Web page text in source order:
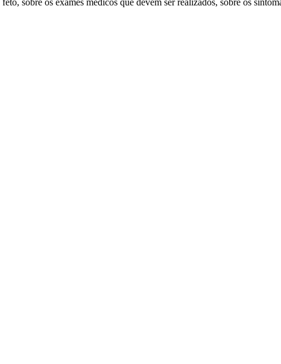
sobre os exames médicos que devem ser realizados, sobre os